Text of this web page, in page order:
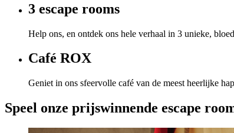
3 escape rooms
Help ons, en ontdek ons hele verhaal in 3 unieke,
Café ROX
Geniet in ons sfeervolle café van de meest heerlijke
Speel onze prijswinnende escape